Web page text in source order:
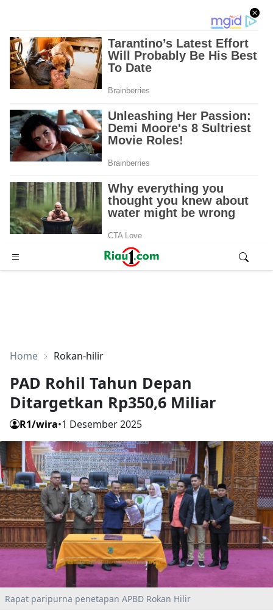
Advertisement
Home Rokan-hilir
PAD Rohil Tahun Depan
Ditargetkan Rp350,6 Miliar
R1/wira•1 Desember 2025
Rapat paripurna penetapan APBD Rokan Hilir